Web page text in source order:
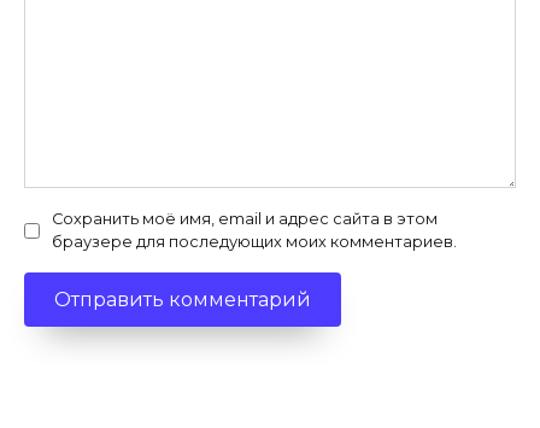
Сохранить моё имя, email и адрес сайта в этом
браузере для последующих моих комментариев.